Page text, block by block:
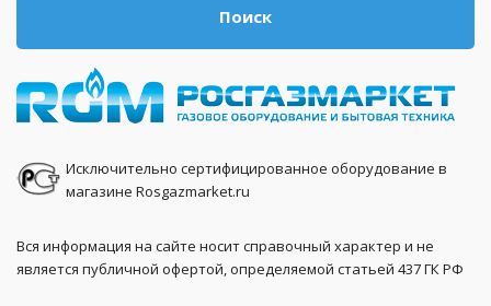
Поиск
Исключительно сертифицированное оборудование в
магазине Rosgazmarket.ru
Вся информация на сайте носит справочный характер и не
является публичной офертой, определяемой статьей 437 ГК РФ